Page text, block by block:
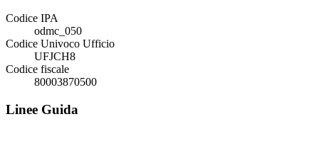
Codice IPA
odmc_050
Codice Univoco Ufficio
UFJCH8
Codice fiscale
80003870500
Linee Guida